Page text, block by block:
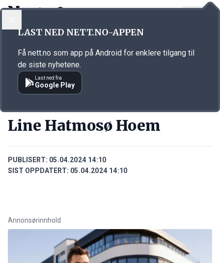
Annonsørinnhold
Line Hatmosø Hoem
PUBLISERT: 05.04.2024 14:10
SIST OPPDATERT: 05.04.2024 14:10
Annonsørinnhold
LAST NED NETT.NO-APPEN
Få nett.no som app på Android for enklere tilgang til
de siste nyhetene.
Last ned fra
Google Play